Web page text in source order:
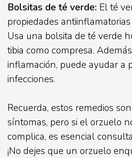
Bolsitas de té verde: El té
propiedades
Usa una bolsita de té verde
tibia como compresa.
inflamación, puede ayudar a
infecciones.
Recuerda, estos remedios
síntomas, pero si el orzuelo
complica, es esencial
¡No dejes que un orzuelo